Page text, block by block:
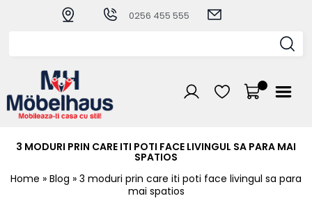
0256 455 555
3 MODURI PRIN CARE ITI POTI FACE LIVINGUL SA PARA MAI
SPATIOS
Home » Blog » 3 moduri prin care iti poti face livingul sa para
mai spatios